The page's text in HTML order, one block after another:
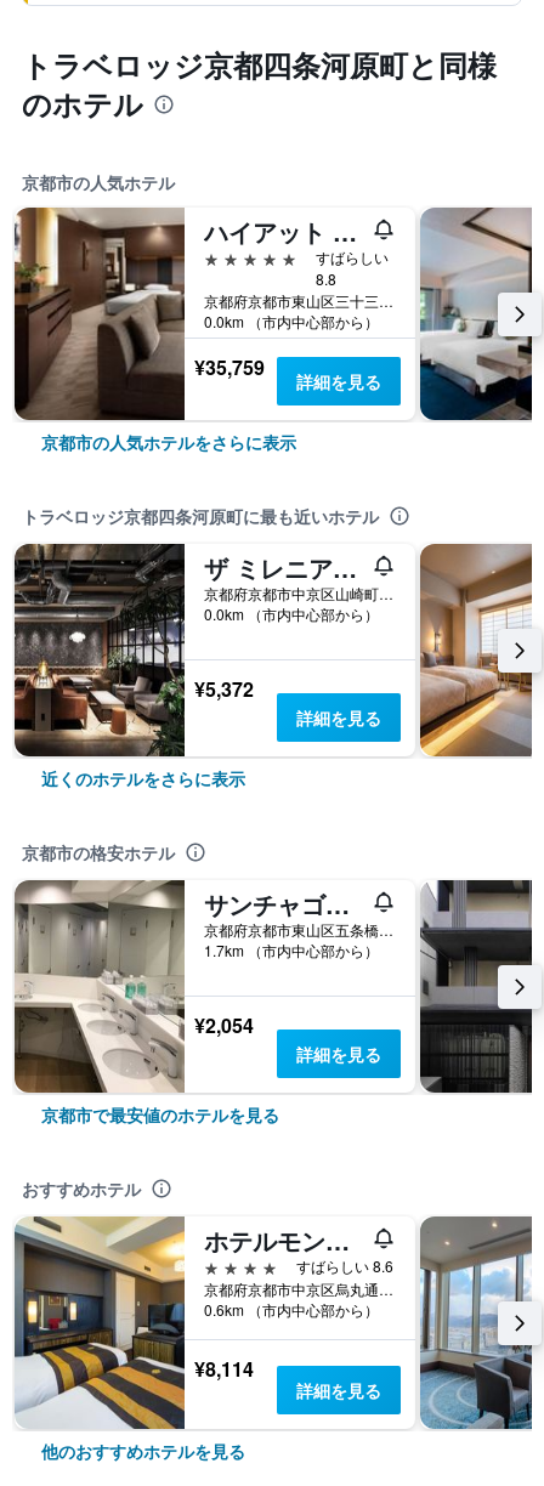
トラベロッジ京都四条河原町と同様
のホテル
京都市の人気ホテル
ハイアット リージェンシー 京都
5つ星
すばらしい
8.8
京都府京都市東山区三十三間堂廻り644-2
0.0km （市内中心部から）
¥35,759 詳細を見る
京都市の人気ホテルをさらに表示
トラベロッジ京都四条河原町に最も近いホテル
ザ ミレニアルズ 京都
京都府京都市中京区山崎町 235
0.0km （市内中心部から）
¥5,372
詳細を見る
近くのホテルをさらに表示
京都市の格安ホテル
サンチャゴゲストハウス京都
京都府京都市東山区五条橋東6-503
1.7km （市内中心部から）
¥2,054
詳細を見る
京都市で最安値のホテルを見る
おすすめホテル
ホテルモントレ京都
4つ星
すばらしい 8.6
京都府京都市中京区烏丸通三条下ル饅頭屋町604
0.6km （市内中心部から）
¥8,114
詳細を見る
他のおすすめホテルを見る